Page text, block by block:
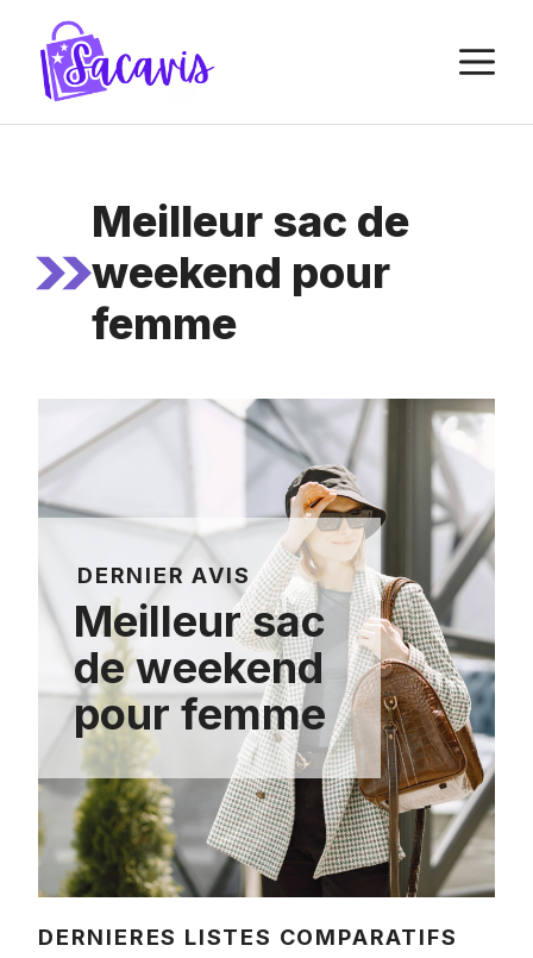
contenu
Meilleur sac de
weekend pour
femme
DERNIER AVIS
Meilleur sac
de weekend
pour femme
DERNIERES LISTES COMPARATIFS